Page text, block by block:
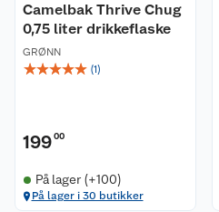
Camelbak Thrive Chug
0,75 liter drikkeflaske
GRØNN
☆☆☆☆☆ (1)
19900
På lager (+100)
På lager i 30 butikker
Coop kjeder
Ledige stillinger
Samvirkelag
Betalingsalternativer
Leveringsalternativer
Kjøpsvilkår
Åpent kjøp
Klikk og hent